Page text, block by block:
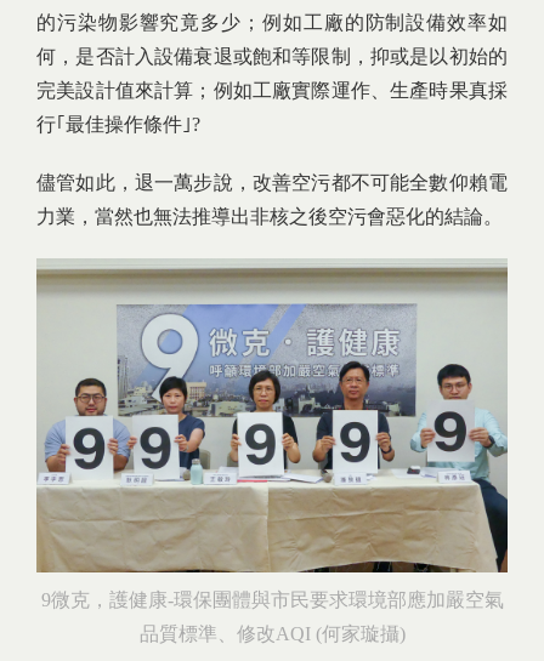
的污染物影響究竟多少；例如工廠的防制設備效率如
何，是否計入設備衰退或飽和等限制，抑或是以初始的
完美設計值來計算；例如工廠實際運作、生產時果真採
行｢最佳操作條件｣?
儘管如此，退一萬步說，改善空污都不可能全數仰賴電
力業，當然也無法推導出非核之後空污會惡化的結論。
9微克，護健康-環保團體與市民要求環境部應加嚴空氣
品質標準、修改AQI (何家璇攝)